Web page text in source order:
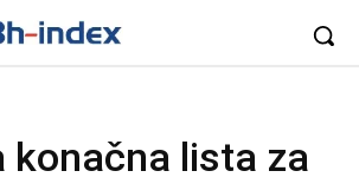
konačna lista za